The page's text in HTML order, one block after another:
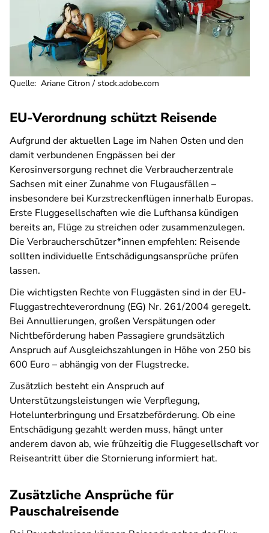
Quelle: Ariane Citron / stock.adobe.com
EU-Verordnung schützt Reisende
Aufgrund der aktuellen Lage im Nahen Osten und den
damit verbundenen Engpässen bei der
Kerosinversorgung rechnet die Verbraucherzentrale
Sachsen mit einer Zunahme von Flugausfällen –
insbesondere bei Kurzstreckenflügen innerhalb Europas.
Erste Fluggesellschaften wie die Lufthansa kündigen
bereits an, Flüge zu streichen oder zusammenzulegen.
Die Verbraucherschützer*innen empfehlen: Reisende
sollten individuelle Entschädigungsansprüche prüfen
lassen.
Die wichtigsten Rechte von Fluggästen sind in der EU-
Fluggastrechteverordnung (EG) Nr. 261/2004 geregelt.
Bei Annullierungen, großen Verspätungen oder
Nichtbeförderung haben Passagiere grundsätzlich
Anspruch auf Ausgleichszahlungen in Höhe von 250 bis
600 Euro – abhängig von der Flugstrecke.
Zusätzlich besteht ein Anspruch auf
Unterstützungsleistungen wie Verpflegung,
Hotelunterbringung und Ersatzbeförderung. Ob eine
Entschädigung gezahlt werden muss, hängt unter
anderem davon ab, wie frühzeitig die Fluggesellschaft vor
Reiseantritt über die Stornierung informiert hat.
Zusätzliche Ansprüche für
Pauschalreisende